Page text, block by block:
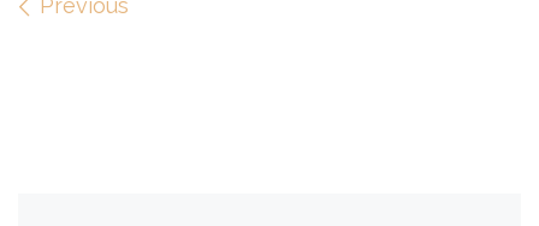
Images navigation
Previous